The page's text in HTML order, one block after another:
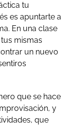
tu
es apuntarte a
En una clase
mismas
un nuevo
que se hace
y
que